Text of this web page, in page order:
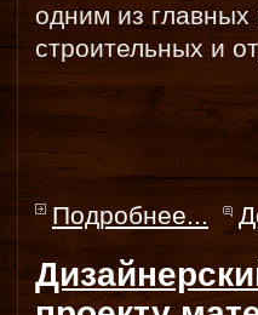
одним из
строительных и
Подробнее...